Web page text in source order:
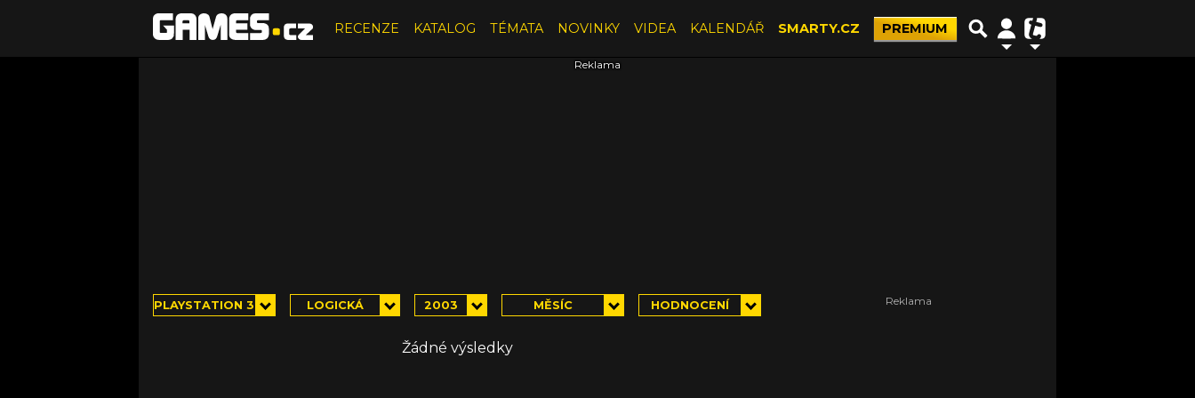
RECENZE KATALOG TÉMATA NOVINKY VIDEA KALENDÁŘ SMARTY.CZ PREMIUM
PLAYSTATION 3 LOGICKÁ 2003 MĚSÍC HODNOCENÍ
Žádné výsledky